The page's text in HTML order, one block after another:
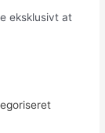
eksklusivt at